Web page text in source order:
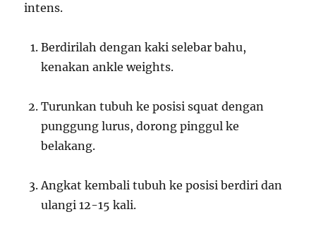
intens.
Berdirilah dengan kaki selebar bahu,
kenakan ankle weights.
Turunkan tubuh ke posisi squat dengan
punggung lurus, dorong pinggul ke
belakang.
Angkat kembali tubuh ke posisi berdiri dan
ulangi 12-15 kali.